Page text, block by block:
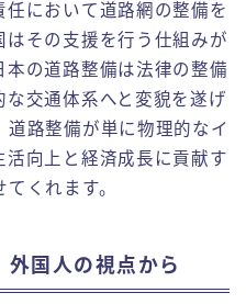
において道路網の整備を
その支援を行う仕組みが
の道路整備は法律の整備
交通体系へと変貌を遂げ
路整備が単に物理的なイ
活向上と経済成長に貢献す
くれます。
外国人の視点から